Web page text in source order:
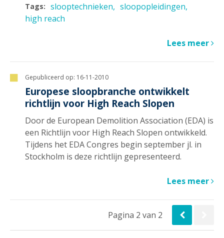
Tags: slooptechnieken
sloopopleidingen
high reach
Lees meer
Gepubliceerd op: 16-11-2010
Europese sloopbranche ontwikkelt
richtlijn voor High Reach Slopen
Door de European Demolition Association (EDA) is
een Richtlijn voor High Reach Slopen ontwikkeld.
Tijdens het EDA Congres begin september jl. in
Stockholm is deze richtlijn gepresenteerd.
Lees meer
Pagina 2 van 2